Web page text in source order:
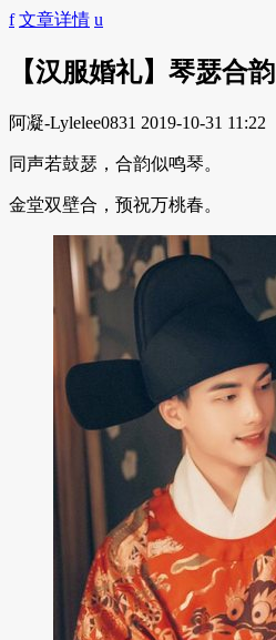
f 文章详情 u
【汉服婚礼】琴瑟合韵
阿凝-Lylelee0831 2019-10-31 11:22
同声若鼓瑟，合韵似鸣琴。
金堂双壁合，预祝万桃春。